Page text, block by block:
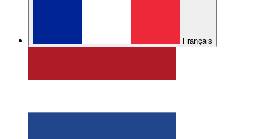
Français